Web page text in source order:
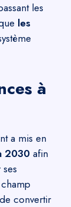
les
les
à
a mis en
2030 afin
convertir